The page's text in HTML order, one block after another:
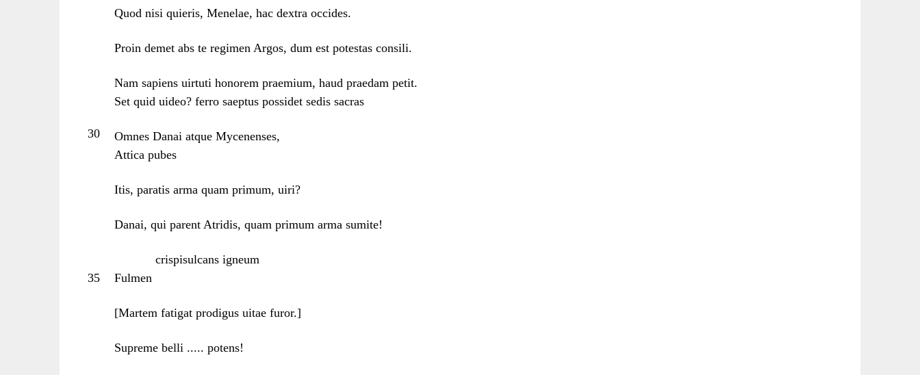
Quod nisi quieris, Menelae, hac dextra occides.
Proin demet abs te regimen Argos, dum est potestas consili.
Nam sapiens uirtuti honorem praemium, haud praedam petit.
Set quid uideo? ferro saeptus possidet sedis sacras
30
Omnes Danai atque Mycenenses,
Attica pubes
Itis, paratis arma quam primum, uiri?
Danai, qui parent Atridis, quam primum arma sumite!
crispisulcans igneum
35
Fulmen
[Martem fatigat prodigus uitae furor.]
Supreme belli ..... potens!